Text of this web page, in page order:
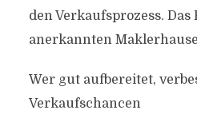
den Verkaufsprozess. Das
anerkannten
Wer gut aufbereitet,
Verkaufschancen